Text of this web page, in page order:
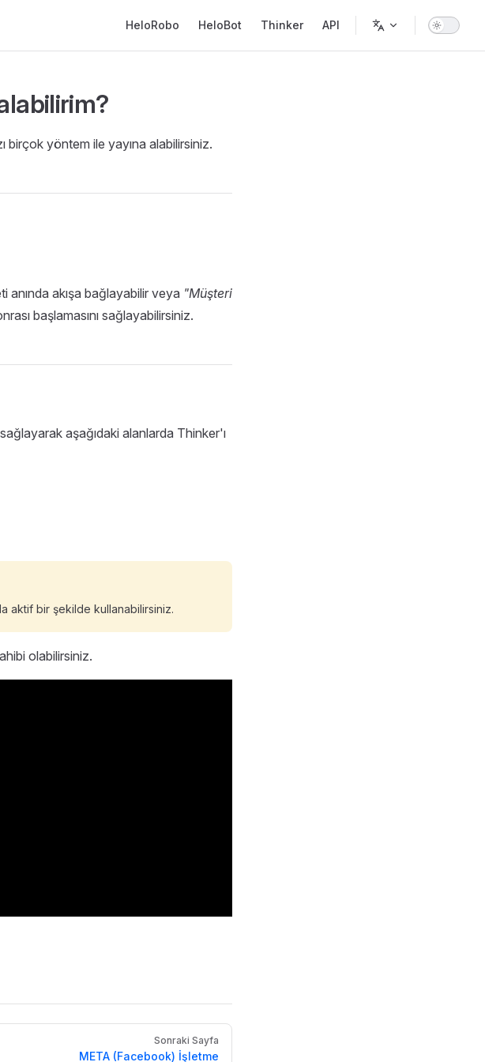
HeloRobo HeloBot Thinker API
birçok yöntem ile yayına alabilirsiniz.
akışa bağlayabilir veya "Müşteri
başlamasını sağlayabilirsiniz.
aşağıdaki alanlarda Thinker'ı
aktif bir şekilde kullanabilirsiniz.
olabilirsiniz.
Sonraki Sayfa
META (Facebook) İşletme